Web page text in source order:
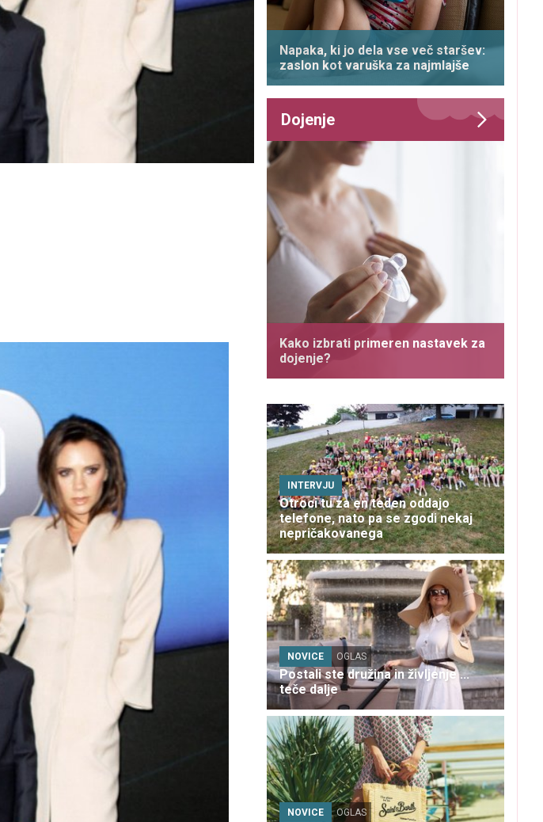
Napaka, ki jo dela vse več staršev:
zaslon kot varuška za najmlajše
Dojenje
Kako izbrati primeren nastavek za
dojenje?
INTERVJU
Otroci tu za en teden oddajo
telefone, nato pa se zgodi nekaj
nepričakovanega
NOVICE OGLAS
Postali ste družina in življenje ...
teče dalje
NOVICE OGLAS